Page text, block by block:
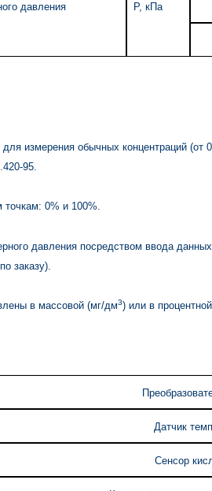
давления P, кПа
измерения обычных концентраций (от
95.
точкам: 0% и 100%.
давления посредством ввода
заказу).
в массовой (мг/дм3) или в
Датчик
Сенсор